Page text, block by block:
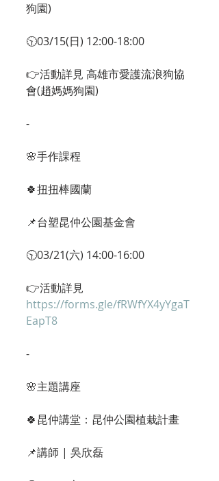
狗園)
🕥03/15(日) 12:00-18:00
👉活動詳見 高雄市愛護流浪狗協
會(趙媽媽狗園)
-
🌸手作課程
🍀扭扭棒國蘭
📌台塑昆仲公園基金會
🕥03/21(六) 14:00-16:00
👉活動詳見
https://forms.gle/fRWfYX4yYgaT
EapT8
-
🌸主題講座
🍀昆仲講堂：昆仲公園植栽計畫
📌講師 | 吳欣磊